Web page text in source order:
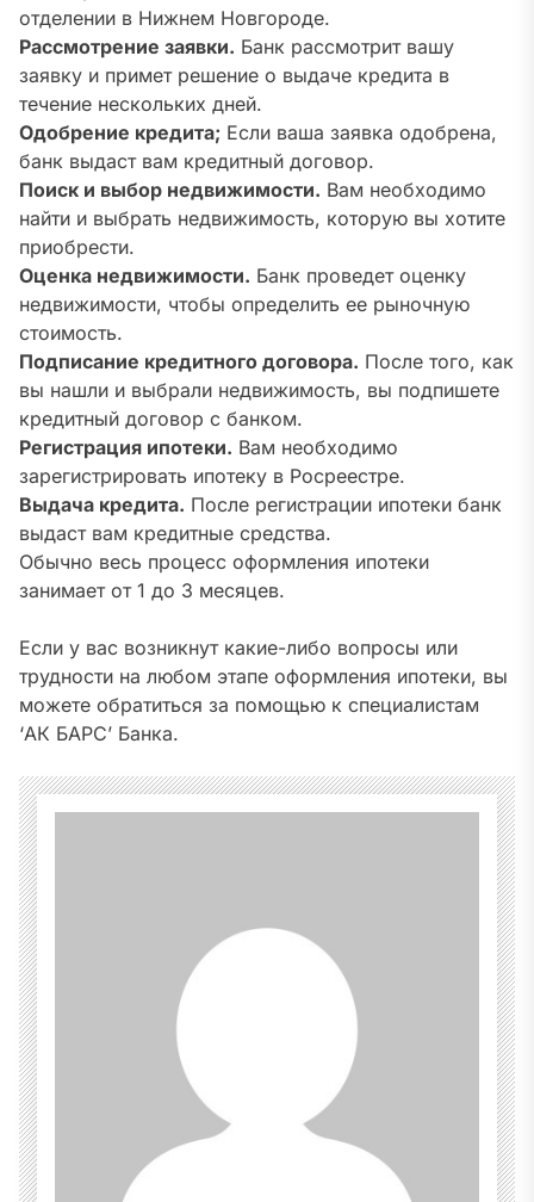
отделении в Нижнем Новгороде.
Рассмотрение заявки. Банк рассмотрит вашу
заявку и примет решение о выдаче кредита в
течение нескольких дней.
Одобрение кредита; Если ваша заявка одобрена,
банк выдаст вам кредитный договор.
Поиск и выбор недвижимости. Вам необходимо
найти и выбрать недвижимость, которую вы хотите
приобрести.
Оценка недвижимости. Банк проведет оценку
недвижимости, чтобы определить ее рыночную
стоимость.
Подписание кредитного договора. После того, как
вы нашли и выбрали недвижимость, вы подпишете
кредитный договор с банком.
Регистрация ипотеки. Вам необходимо
зарегистрировать ипотеку в Росреестре.
Выдача кредита. После регистрации ипотеки банк
выдаст вам кредитные средства.
Обычно весь процесс оформления ипотеки
занимает от 1 до 3 месяцев.
Если у вас возникнут какие-либо вопросы или
трудности на любом этапе оформления ипотеки, вы
можете обратиться за помощью к специалистам
‘АК БАРС’ Банка.